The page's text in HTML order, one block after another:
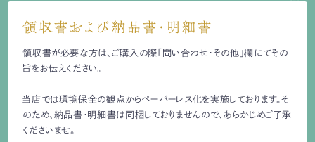
領収書および納品書・明細書
領収書が必要な方は、ご購入の際「問い合わせ・その他」欄にてその
旨をお伝えください。
当店では環境保全の観点からペーパーレス化を実施しております。そ
のため、納品書・明細書は同梱しておりませんので、あらかじめご了承
くださいませ。